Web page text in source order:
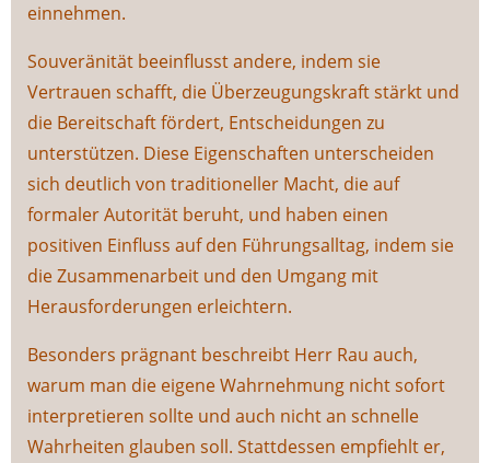
einnehmen.
Souveränität beeinflusst andere, indem sie
Vertrauen schafft, die Überzeugungskraft stärkt und
die Bereitschaft fördert, Entscheidungen zu
unterstützen. Diese Eigenschaften unterscheiden
sich deutlich von traditioneller Macht, die auf
formaler Autorität beruht, und haben einen
positiven Einfluss auf den Führungsalltag, indem sie
die Zusammenarbeit und den Umgang mit
Herausforderungen erleichtern.
Besonders prägnant beschreibt Herr Rau auch,
warum man die eigene Wahrnehmung nicht sofort
interpretieren sollte und auch nicht an schnelle
Wahrheiten glauben soll. Stattdessen empfiehlt er,